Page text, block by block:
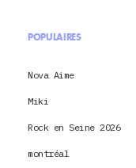
POPULAIRES
Nova Aime
Miki
Rock en Seine 2026
montréal